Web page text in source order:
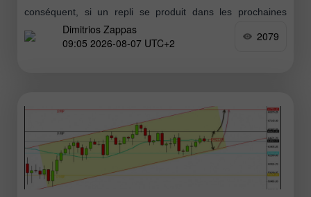
conséquent, si un repli se produit dans les prochaines
heures vers la zone 1,1555–1,1564, cela sera considéré
comme une opportunité
Dimitrios Zappas
09:05 2026-08-07 UTC+2
2079